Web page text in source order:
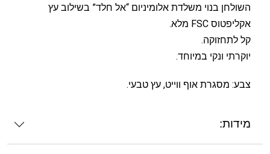
השולחן בנוי משלדת אלומיניום “אל חלד” בשילוב עץ
אקליפטוס FSC מלא.
קל לתחזוקה.
יוקרתי ונקי במיוחד.
צבע: מסגרת אוף ווייט, עץ טבעי.
מידות: